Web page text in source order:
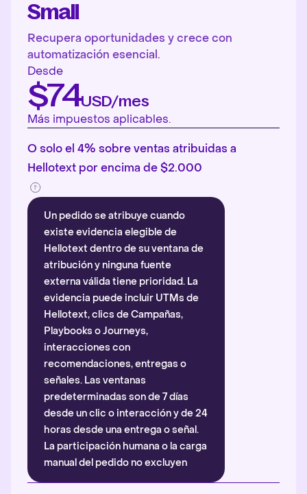
Small
Recupera oportunidades y crece con
automatización esencial.
Desde
$74USD/mes
Más impuestos aplicables.
O solo el 4% sobre ventas atribuidas a
Hellotext por encima de $2.000
Un pedido se atribuye cuando
existe evidencia elegible de
Hellotext dentro de su ventana de
atribución y ninguna fuente
externa válida tiene prioridad. La
evidencia puede incluir UTMs de
Hellotext, clics de Campañas,
Playbooks o Journeys,
interacciones con
recomendaciones, entregas o
señales. Las ventanas
predeterminadas son de 7 días
desde un clic o interacción y de 24
horas desde una entrega o señal.
La participación humana o la carga
manual del pedido no excluyen
automáticamente la atribución.